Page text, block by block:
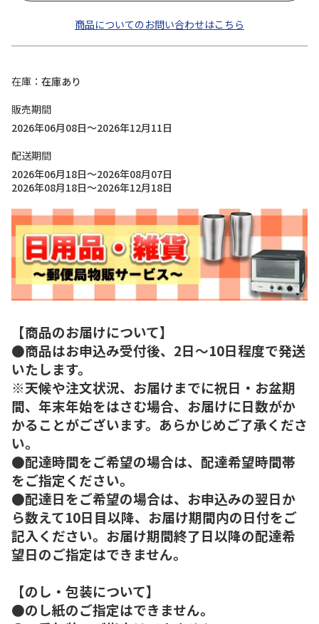
商品についてのお問い合わせはこちら
在庫
在庫あり
販売期間
2026年06月08日～2026年12月11日
配送期間
2026年06月18日～2026年08月07日
2026年08月18日～2026年12月18日
【商品のお届けについて】
●商品はお申込み受付後、2日～10日程度で発送
いたします。
※天候や注文状況、お届けまでに祝日・お盆期
間、年末年始をはさむ場合、お届けに日数がか
かることがございます。あらかじめご了承くださ
い。
●配達時間をご希望の場合は、配達希望時間帯
をご指定ください。
●配達日をご希望の場合は、お申込みの翌日か
ら数えて10日目以降、お届け期間内の日付をご
記入ください。お届け期間終了日以降の配達希
望日のご指定はできません。
【のし・包装について】
●のし紙のご指定はできません。